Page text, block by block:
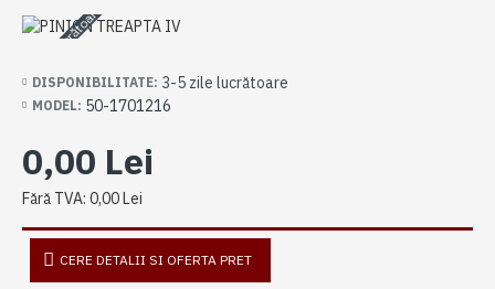
3-5 zile lucrătoare
DISPONIBILITATE: 3-5 zile lucrătoare
MODEL: 50-1701216
0,00 Lei
Fără TVA: 0,00 Lei
CERE DETALII SI OFERTA PRET